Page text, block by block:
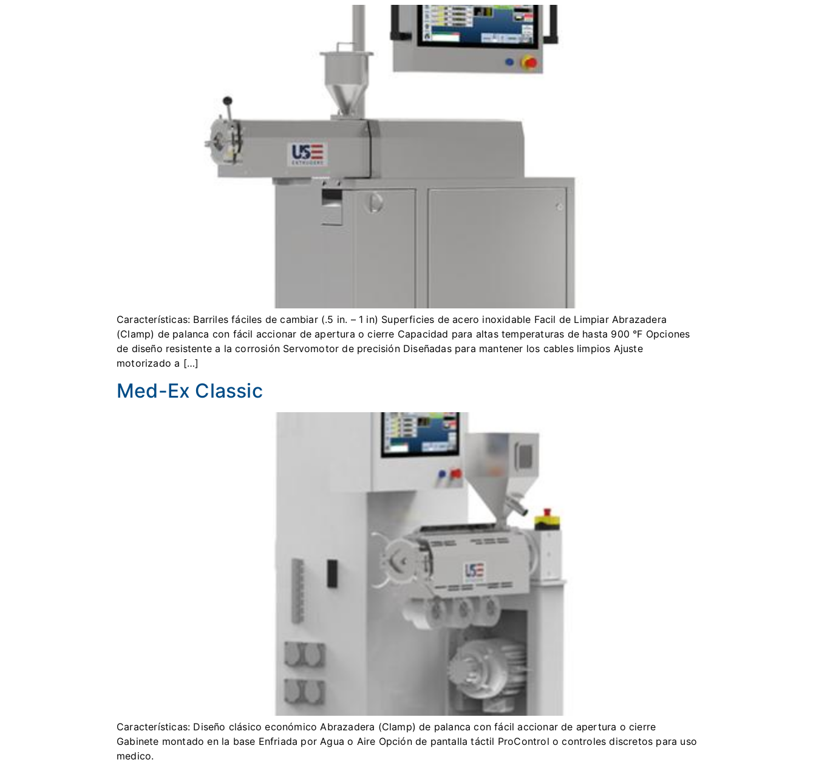
Características: Barriles fáciles de cambiar (.5 in. – 1 in) Superficies de acero inoxidable Facil de Limpiar Abrazadera
(Clamp) de palanca con fácil accionar de apertura o cierre Capacidad para altas temperaturas de hasta 900 °F Opciones
de diseño resistente a la corrosión Servomotor de precisión Diseñadas para mantener los cables limpios Ajuste
motorizado a […]
Med-Ex Classic
Características: Diseño clásico económico Abrazadera (Clamp) de palanca con fácil accionar de apertura o cierre
Gabinete montado en la base Enfriada por Agua o Aire Opción de pantalla táctil ProControl o controles discretos para uso
medico.